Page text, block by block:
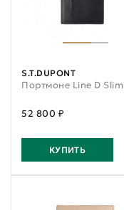
S.T.DUPONT
Портмоне Line D Slim
52 800 ₽
КУПИТЬ